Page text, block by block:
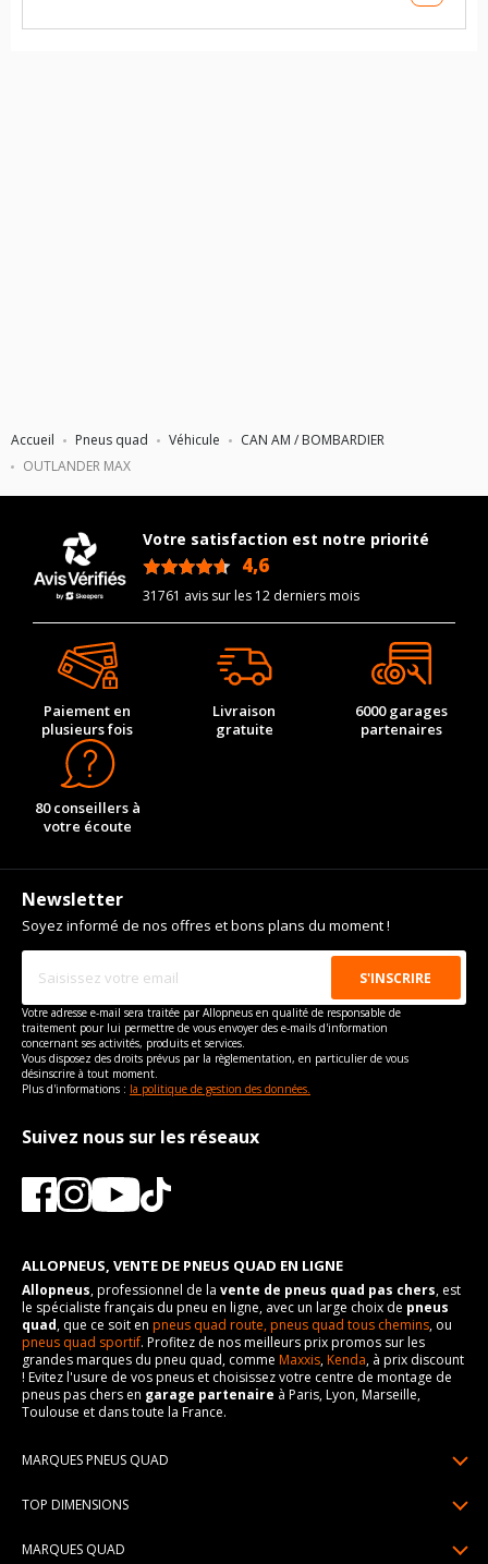
Accueil Pneus quad Véhicule
CAN AM / BOMBARDIER
OUTLANDER MAX
Votre satisfaction est notre priorité
4,6
31761 avis sur les 12 derniers mois
Paiement en
plusieurs fois
Livraison
gratuite
6000 garages
partenaires
80 conseillers à
votre écoute
Newsletter
Soyez informé de nos offres et bons plans du moment !
Votre adresse e-mail sera traitée par Allopneus en qualité de responsable de
traitement pour lui permettre de vous envoyer des e-mails d'information
concernant ses activités, produits et services.
Vous disposez des droits prévus par la règlementation, en particulier de vous
désinscrire à tout moment.
Plus d'informations : la politique de gestion des données.
Suivez nous sur les réseaux
ALLOPNEUS, VENTE DE PNEUS QUAD EN LIGNE
Allopneus, professionnel de la vente de pneus quad pas chers, est
le spécialiste français du pneu en ligne, avec un large choix de pneus
quad, que ce soit en pneus quad route,pneus quad tous chemins, ou
pneus quad sportif. Profitez de nos meilleurs prix promos sur les
grandes marques du pneu quad, comme Maxxis,Kenda, à prix discount
! Evitez l'usure de vos pneus et choisissez votre centre de montage de
pneus pas chers en garage partenaire à Paris, Lyon, Marseille,
Toulouse et dans toute la France.
MARQUES PNEUS QUAD
Pneus BKT
TOP DIMENSIONS
MARQUES QUAD